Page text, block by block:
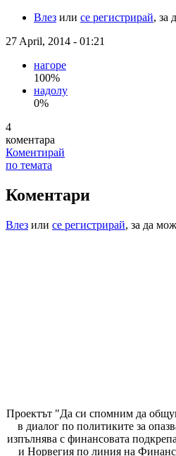
Влез или се регистрирай, за
27 April, 2014 - 01:21
нагоре
100%
надолу
0%
4
коментара
Коментирай
по темата
Коментари
Влез или се регистрирай, за да
Проектът "Да си спомним да
в диалог по политиките за
изпълнява с финансовата
и Норвегия по линия на